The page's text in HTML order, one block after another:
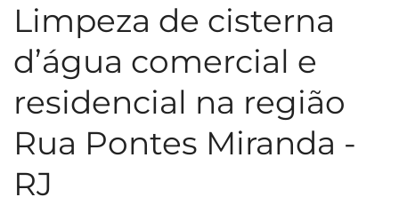
Limpeza de cisterna
d’água comercial e
residencial na região
Rua Pontes Miranda -
RJ